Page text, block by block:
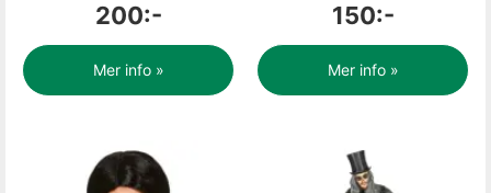
200:-
Mer info »
150:-
Mer info »